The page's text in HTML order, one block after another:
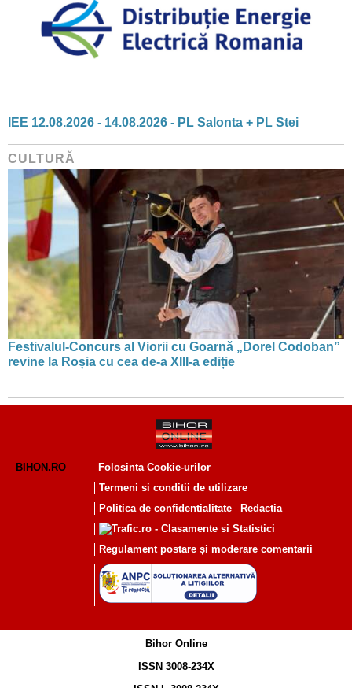
IEE 12.08.2026 - 14.08.2026 - PL Salonta + PL Stei
CULTURĂ
Festivalul-Concurs al Viorii cu Goarnă „Dorel Codoban”
revine la Roșia cu cea de-a XIII-a ediție
BIHON.RO
Folosinta Cookie-urilor
Termeni si conditii de utilizare
Politica de confidentialitate
Redactia
Regulament postare și moderare comentarii
Bihor Online
ISSN 3008-234X